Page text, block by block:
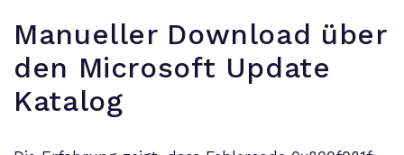
Manueller Download über
den Microsoft Update
Katalog